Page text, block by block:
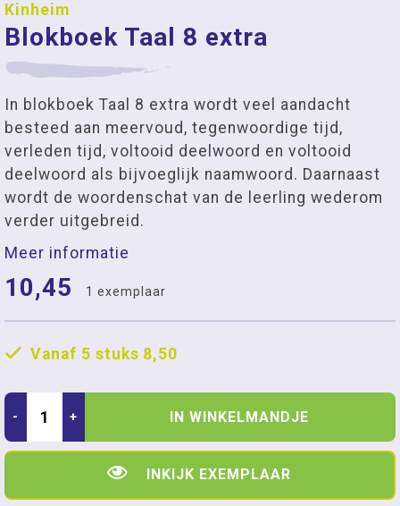
Kinheim
Blokboek Taal 8 extra
In blokboek Taal 8 extra wordt veel aandacht
besteed aan meervoud, tegenwoordige tijd,
verleden tijd, voltooid deelwoord en voltooid
deelwoord als bijvoeglijk naamwoord. Daarnaast
wordt de woordenschat van de leerling wederom
verder uitgebreid.
Meer informatie
10,45 1 exemplaar
Vanaf 5 stuks 8,50
- + IN WINKELMANDJE
INKIJK EXEMPLAAR